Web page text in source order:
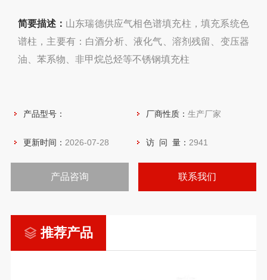
简要描述： 山东瑞德供应气相色谱填充柱，填充系统色
谱柱，主要有：白酒分析、液化气、溶剂残留、变压器
油、苯系物、非甲烷总烃等不锈钢填充柱
产品型号： 厂商性质： 生产厂家
更新时间： 2026-07-28 访 问 量： 2941
产品咨询 联系我们
推荐产品